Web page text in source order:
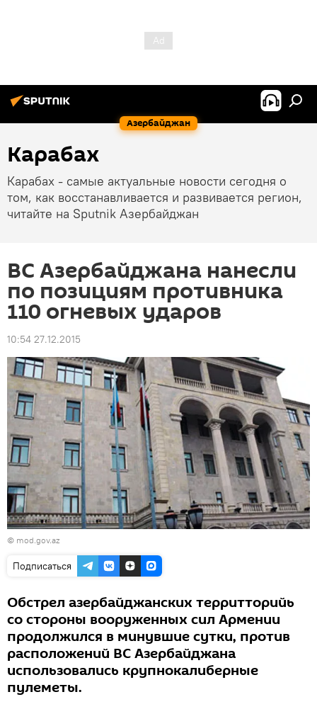
Азербайджан
Карабах
Карабах - самые актуальные новости сегодня о
том, как восстанавливается и развивается регион,
читайте на Sputnik Азербайджан
ВС Азербайджана нанесли
по позициям противника
110 огневых ударов
10:54 27.12.2015
© mod.gov.az
Подписаться
Обстрел азербайджанских территторийь
со стороны вооруженных сил Армении
продолжился в минувшие сутки, против
расположений ВС Азербайджана
использовались крупнокалиберные
пулеметы.